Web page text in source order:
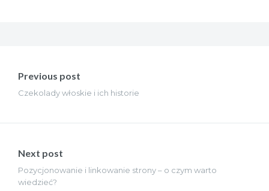
wpisu
Previous post
Czekolady włoskie i ich historie
Next post
Pozycjonowanie i linkowanie strony – o czym warto
wiedzieć?